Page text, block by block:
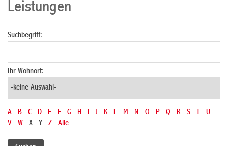
Leistungen
Suchbegriff:
Ihr Wohnort:
A B C D E F G H I J K L M N O P Q R S T
U
V
W X Y Z Alle